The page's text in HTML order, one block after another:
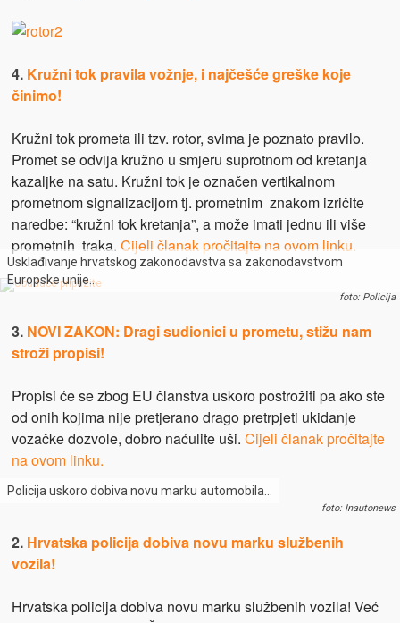
4. Kružni tok pravila vožnje, i najčešće greške koje
činimo!
Kružni tok prometa ili tzv. rotor, svima je poznato pravilo.
Promet se odvija kružno u smjeru suprotnom od kretanja
kazaljke na satu. Kružni tok je označen vertikalnom
prometnom signalizacijom tj. prometnim znakom izričite
naredbe: “kružni tok kretanja”, a može imati jednu ili više
prometnih traka. Cijeli članak pročitajte na ovom linku.
Usklađivanje hrvatskog zakonodavstva sa zakonodavstvom
Europske unije…
foto: Policija
3. NOVI ZAKON: Dragi sudionici u prometu, stižu nam
stroži propisi!
Propisi će se zbog EU članstva uskoro postrožiti pa ako ste
od onih kojima nije pretjerano drago pretrpjeti ukidanje
vozačke dozvole, dobro naćulite uši. Cijeli članak pročitajte
na ovom linku.
Policija uskoro dobiva novu marku automobila…
foto: Inautonews
2. Hrvatska policija dobiva novu marku službenih
vozila!
Hrvatska policija dobiva novu marku službenih vozila! Već